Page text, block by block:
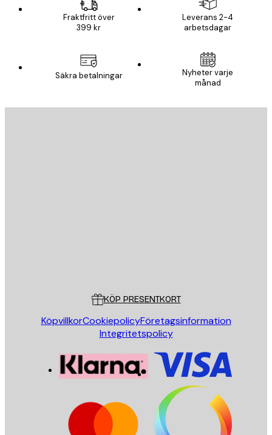
Fraktfritt över
399 kr
Leverans 2-4
arbetsdagar
Säkra betalningar
Nyheter varje
månad
KÖP PRESENTKORT
KöpvillkorCookiepolicyFöretagsinformation
Integritetspolicy